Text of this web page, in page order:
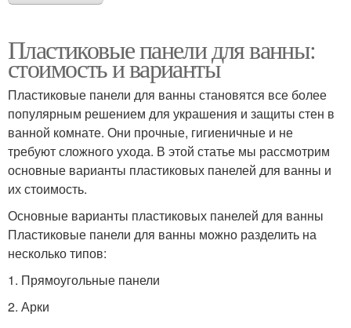
Пластиковые панели для ванны:
стоимость и варианты
Пластиковые панели для ванны становятся все более
популярным решением для украшения и защиты стен в
ванной комнате. Они прочные, гигиеничные и не
требуют сложного ухода. В этой статье мы рассмотрим
основные варианты пластиковых панелей для ванны и
их стоимость.
Основные варианты пластиковых панелей для ванны
Пластиковые панели для ванны можно разделить на
несколько типов:
1. Прямоугольные панели
2. Арки